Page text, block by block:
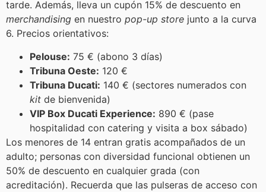
tarde. Además, lleva un cupón 15% de descuento en
merchandising en nuestro pop-up store junto a la curva
6. Precios orientativos:
Pelouse: 75 € (abono 3 días)
Tribuna Oeste: 120 €
Tribuna Ducati: 140 € (sectores numerados con
kit de bienvenida)
VIP Box Ducati Experience: 890 € (pase
hospitalidad con catering y visita a box sábado)
Los menores de 14 entran gratis acompañados de un
adulto; personas con diversidad funcional obtienen un
50% de descuento en cualquier grada (con
acreditación). Recuerda que las pulseras de acceso con